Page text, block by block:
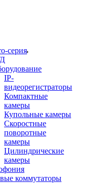
серия
IP-
видеорегистраторы
Компактные
камеры
Купольные камеры
Скоростные
поворотные
камеры
Цилиндрические
камеры
коммутаторы